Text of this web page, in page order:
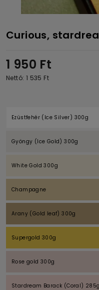
Curious,
1 950 Ft
Nettó: 1 535 Ft
Ezüstfehér (Ice Silver) 300g
Gyöngy (Ice Gold) 300g
White Gold 300g
Champagne
Arany (Gold leaf) 300g
Supergold 300g
Rose gold 300g
Stardream Barack (Coral) 285g